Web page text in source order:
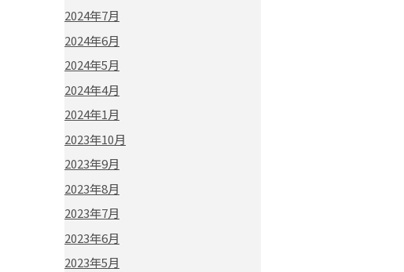
2024年7月
2024年6月
2024年5月
2024年4月
2024年1月
2023年10月
2023年9月
2023年8月
2023年7月
2023年6月
2023年5月